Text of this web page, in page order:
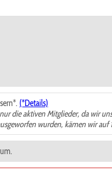
(*Details)
die aktiven Mitglieder, da wir
wurden, kämen wir auf